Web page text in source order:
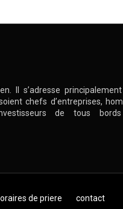
Il s’adresse
chefs d’entreprises,
de tous
de priere contact